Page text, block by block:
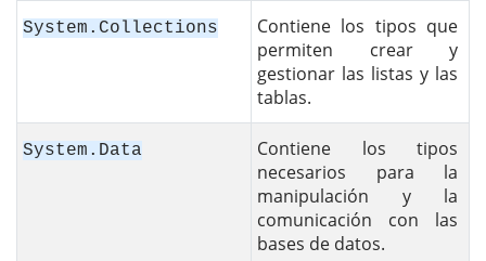
System.Collections
Contiene los tipos que
permiten crear y
gestionar las listas y las
tablas.
System.Data
Contiene los tipos
necesarios para la
manipulación y la
comunicación con las
bases de datos.